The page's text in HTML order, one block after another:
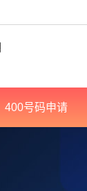
400号码申请